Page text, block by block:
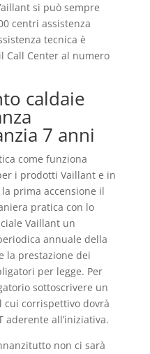
si può sempre
centri assistenza
tecnica è
Call Center al numero
caldaie
7 anni
come funziona
i prodotti Vaillant e in
prima accensione il
pratica con lo
Vaillant un
annuale della
la prestazione dei
per legge. Per
sottoscrivere un
corrispettivo dovrà
aderente all’iniziativa.
non ci sarà